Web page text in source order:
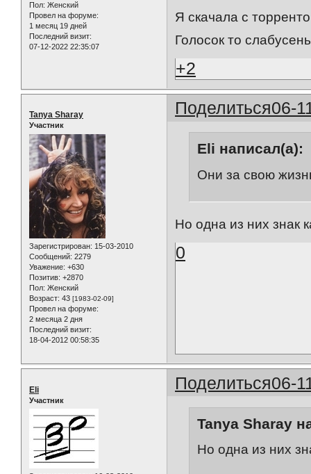
Пол: Женский
Провел на форуме:
1 месяц 19 дней
Последний визит:
07-12-2022 22:35:07
Я скачала с
Голосок то
+2
Поделиться06-
Tanya Sharay
Участник
Зарегистрирован: 15-03-2010
Сообщений: 2279
Уважение: +630
Позитив: +2870
Пол: Женский
Возраст: 43 [1983-02-09]
Провел на форуме:
2 месяца 2 дня
Последний визит:
18-04-2012 00:58:35
Eli написал(а):
Они за свою
Но одна из них знак
0
Поделиться06-
Eli
Участник
Tanya Sharay
Но одна из них